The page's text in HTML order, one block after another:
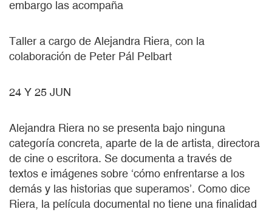
embargo las acompaña
Taller a cargo de Alejandra Riera, con la
colaboración de Peter Pál Pelbart
24 Y 25 JUN
Alejandra Riera no se presenta bajo ninguna
categoría concreta, aparte de la de artista, directora
de cine o escritora. Se documenta a través de
textos e imágenes sobre ‘cómo enfrentarse a los
demás y las historias que superamos’. Como dice
Riera, la película documental no tiene una finalidad